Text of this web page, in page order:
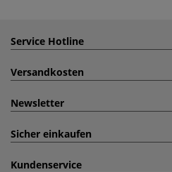
Service Hotline
Versandkosten
Newsletter
Sicher einkaufen
Kundenservice